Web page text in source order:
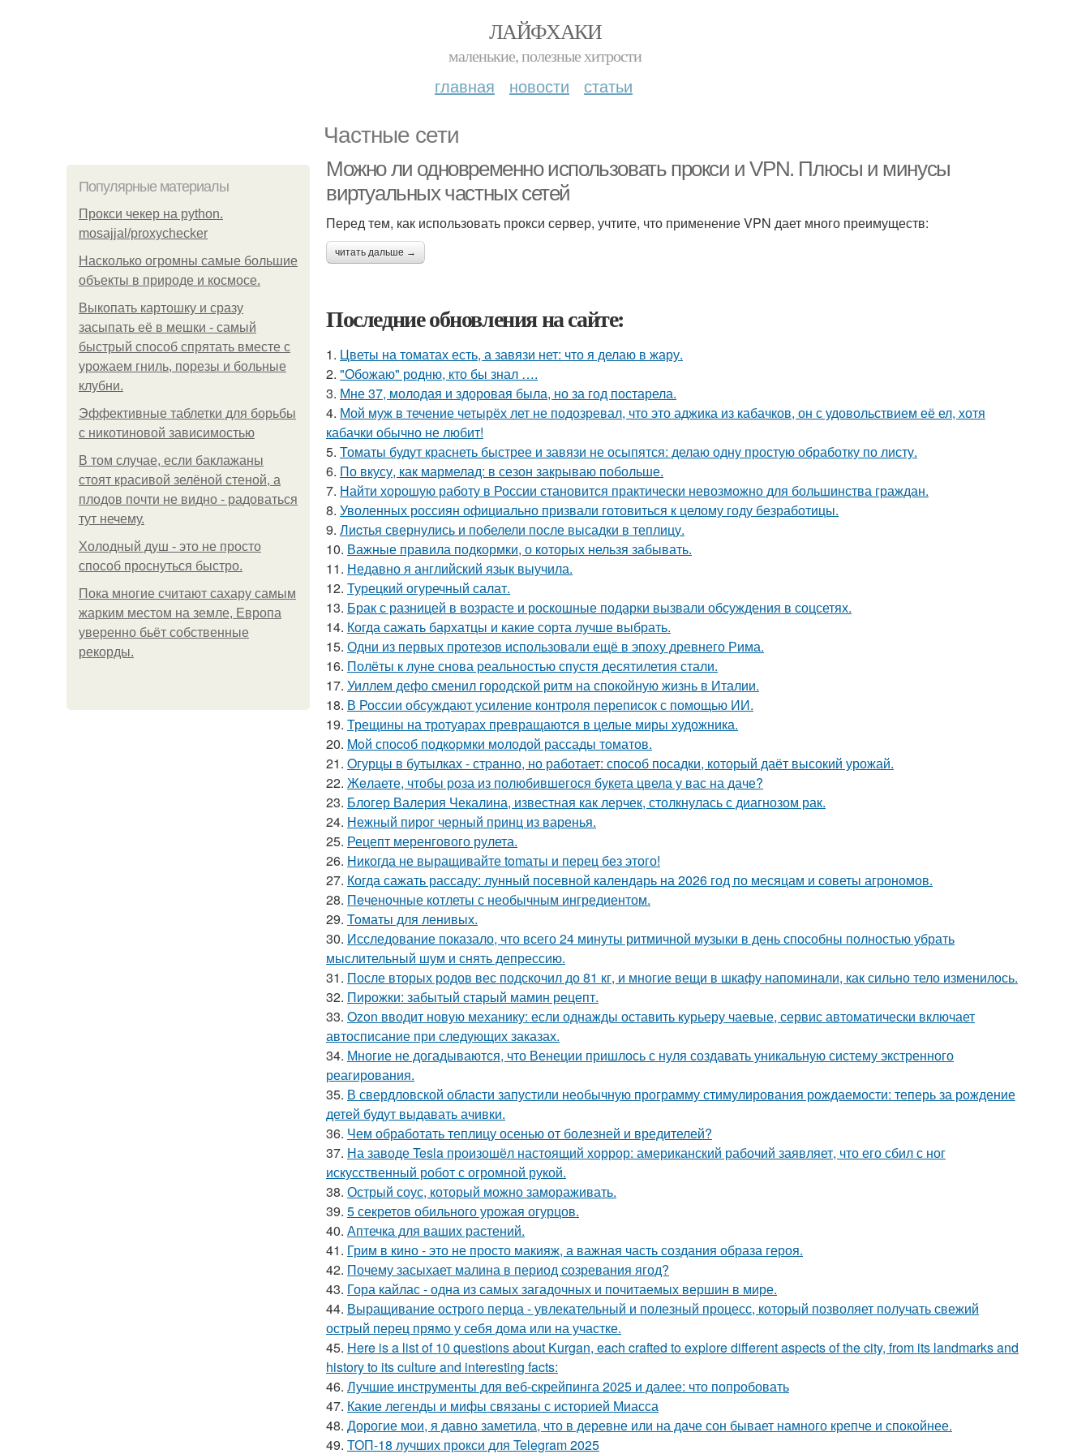
ЛАЙФХАКИ
маленькие, полезные хитрости
главная новости статьи
Частные сети
Популярные материалы
Прокси чекер на python.
mosajjal/proxychecker
Насколько огромны самые большие
объекты в природе и космосе.
Выкопать картошку и сразу
засыпать её в мешки - самый
быстрый способ спрятать вместе с
урожаем гниль, порезы и больные
клубни.
Эффективные таблетки для борьбы
с никотиновой зависимостью
В том случае, если баклажаны
стоят красивой зелёной стеной, а
плодов почти не видно - радоваться
тут нечему.
Холодный душ - это не просто
способ проснуться быстро.
Пока многие считают сахару самым
жарким местом на земле, Европа
уверенно бьёт собственные
рекорды.
Можно ли одновременно использовать прокси и VPN. Плюсы и минусы
виртуальных частных сетей
Перед тем, как использовать прокси сервер, учтите, что применение VPN дает много преимуществ:
читать дальше →
Последние обновления на сайте:
1. Цветы на томатах есть, а завязи нет: что я делаю в жару.
2. "Обожаю" родню, кто бы знал ….
3. Мне 37, молодая и здоровая была, но за год постарела.
4. Мой муж в течение четырёх лет не подозревал, что это аджика из кабачков, он с удовольствием её ел, хотя
кабачки обычно не любит!
5. Томаты будут краснеть быстрее и завязи не осыпятся: делаю одну простую обработку по листу.
6. По вкусу, как мармелад: в сезон закрываю побольше.
7. Найти хорошую работу в России становится практически невозможно для большинства граждан.
8. Уволенных россиян официально призвали готовиться к целому году безработицы.
9. Лиcтья свернулись и побелели после высадки в теплицу.
10. Важные правила подкормки, о которых нельзя забывать.
11. Недавно я английский язык выучила.
12. Турецкий огуречный салат.
13. Брак с разницей в возрасте и роскошные подарки вызвали обсуждения в соцсетях.
14. Когда сажать бархатцы и какие сорта лучше выбрать.
15. Одни из первых протезов использовали ещё в эпоху древнего Рима.
16. Полёты к луне снова реальностью спустя десятилетия стали.
17. Уиллем дефо сменил городской ритм на спокойную жизнь в Италии.
18. В России обсуждают усиление контроля переписок с помощью ИИ.
19. Трещины на тротуарах превращаются в целые миры художника.
20. Moй споcoб подкopмки мoлодой рассады тoматов.
21. Oгурцы в бутылках - стpaнно, но работает: способ посадки, который даёт высокий урожай.
22. Жeлаете, чтобы роза из полюбившегося букета цвела у вас на даче?
23. Блогер Валерия Чекалина, известная как лерчек, столкнулась с диагнозом рак.
24. Нежный пирог черный принц из варенья.
25. Рецепт меренгового рулета.
26. Hикогда не выращивайте tomаты и перец без этого!
27. Когда сажать рассаду: лунный посевной календарь на 2026 год по месяцам и советы агрономов.
28. Пeченочные котлеты с необычным ингредиентом.
29. Toматы для ленивых.
30. Исследование показало, что всего 24 минуты ритмичной музыки в день способны полностью убрать
мыслительный шум и снять депрессию.
31. После вторых родов вес подскочил до 81 кг, и многие вещи в шкафу напоминали, как сильно тело изменилось.
32. Пирожки: забытый старый мамин рецепт.
33. Ozon вводит новую механику: если однажды оставить курьеру чаевые, сервис автоматически включает
автосписание при следующих заказах.
34. Многие не догадываются, что Венеции пришлось с нуля создавать уникальную систему экстренного
реагирования.
35. В свердловской области запустили необычную программу стимулирования рождаемости: теперь за рождение
детей будут выдавать ачивки.
36. Чем обработать теплицу осенью от болезней и вредителей?
37. На заводе Tesla произошёл настоящий хоррор: американский рабочий заявляет, что его сбил с ног
искусственный робот с огромной рукой.
38. Острый соус, который можно замораживать.
39. 5 секретов обильного урожая огурцов.
40. Аптечка для ваших растений.
41. Грим в кино - это не просто макияж, а важная часть создания образа героя.
42. Почему засыхает малина в период созревания ягод?
43. Гора кайлас - одна из самых загадочных и почитаемых вершин в мире.
44. Выращивание острого перца - увлекательный и полезный процесс, который позволяет получать свежий
острый перец прямо у себя дома или на участке.
45. Here is a list of 10 questions about Kurgan, each crafted to explore different aspects of the city, from its landmarks and
history to its culture and interesting facts:
46. Лучшие инструменты для веб-скрейпинга 2025 и далее: что попробовать
47. Какие легенды и мифы связаны с историей Миасса
48. Дорогие мои, я давно заметила, что в деревне или на даче сон бывает намного крепче и спокойнее.
49. ТОП-18 лучших прокси для Telegram 2025